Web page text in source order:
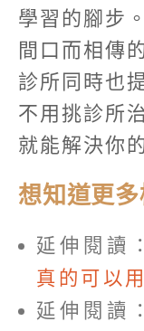
學習的腳步
間口而相傳
診所同時也
不用挑診所
就能解決你
想知道更
延伸閱讀：
真的可以
延伸閱讀：